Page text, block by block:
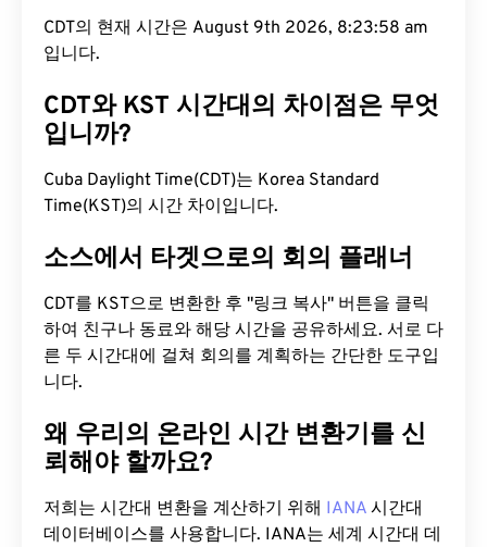
CDT의 현재 시간은 August 9th 2026, 8:23:59 am
입니다.
CDT와 KST 시간대의 차이점은 무엇
입니까?
Cuba Daylight Time(CDT)는 Korea Standard
Time(KST)의 시간 차이입니다.
소스에서 타겟으로의 회의 플래너
CDT를 KST으로 변환한 후 "링크 복사" 버튼을 클릭
하여 친구나 동료와 해당 시간을 공유하세요. 서로 다
른 두 시간대에 걸쳐 회의를 계획하는 간단한 도구입
니다.
왜 우리의 온라인 시간 변환기를 신
뢰해야 할까요?
저희는 시간대 변환을 계산하기 위해 IANA 시간대
데이터베이스를 사용합니다. IANA는 세계 시간대 데